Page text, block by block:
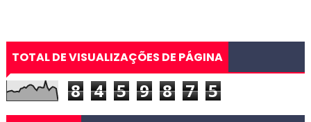
TOTAL DE VISUALIZAÇÕES DE PÁGINA
8 4 5 9 8 7 5